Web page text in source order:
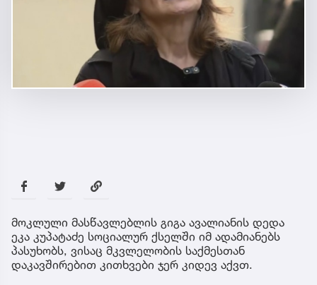
მოკლული მასწავლებლის გიგა ავალიანის დედა
ეკა კუპატაძე სოციალურ ქსელში იმ ადამიანებს
პასუხობს, ვისაც მკვლელობის საქმესთან
დაკავშირებით კითხვები ჯერ კიდევ აქვთ.